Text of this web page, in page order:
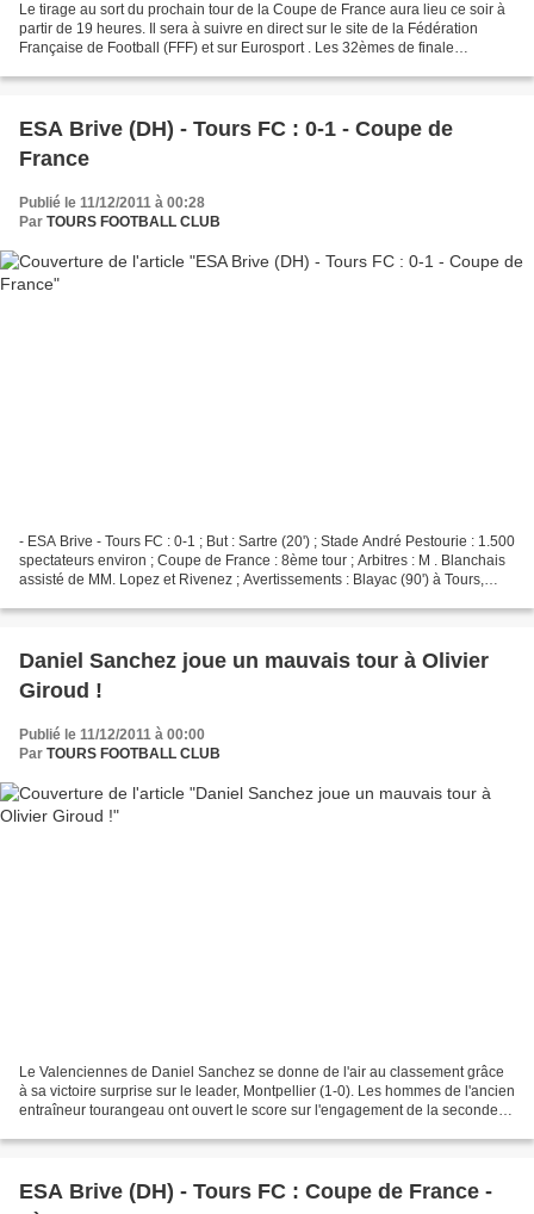
Le tirage au sort du prochain tour de la Coupe de France aura lieu ce soir à
partir de 19 heures. Il sera à suivre en direct sur le site de la Fédération
Française de Football (FFF) et sur Eurosport . Les 32èmes de finale
ESA Brive (DH) - Tours FC : 0-1 - Coupe de
France
Publié le 11/12/2011 à 00:28
Par TOURS FOOTBALL CLUB
- ESA Brive - Tours FC : 0-1 ; But : Sartre (20') ; Stade André Pestourie : 1.500
spectateurs environ ; Coupe de France : 8ème tour ; Arbitres : M . Blanchais
assisté de MM. Lopez et Rivenez ; Avertissements : Blayac (90') à Tours,
Daniel Sanchez joue un mauvais tour à Olivier
Giroud !
Publié le 11/12/2011 à 00:00
Par TOURS FOOTBALL CLUB
Le Valenciennes de Daniel Sanchez se donne de l'air au classement grâce
à sa victoire surprise sur le leader, Montpellier (1-0). Les hommes de l'ancien
entraîneur tourangeau ont ouvert le score sur l'engagement de la seconde
ESA Brive (DH) - Tours FC : Coupe de France -